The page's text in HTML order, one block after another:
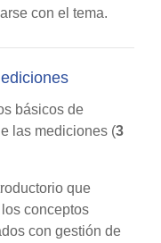
con el tema.
básicos de
las mediciones (3
que
conceptos
con gestión de